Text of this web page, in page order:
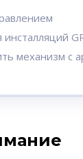
механизм с